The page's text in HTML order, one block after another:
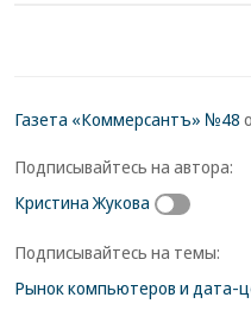
Газета «Коммерсантъ» №48
Подписывайтесь на автора:
Кристина Жукова
Подписывайтесь на темы:
Рынок компьютеров и дата-